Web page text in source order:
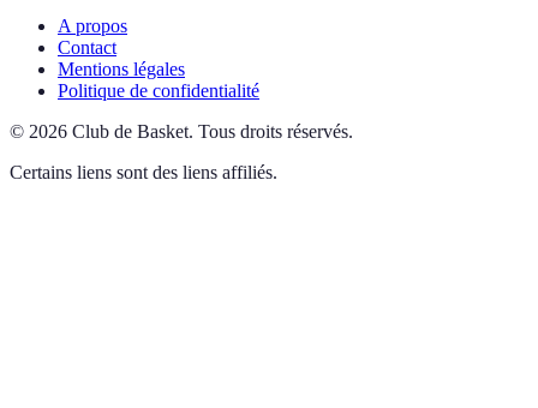
A propos
Contact
Mentions légales
Politique de confidentialité
© 2026 Club de Basket. Tous droits réservés.
Certains liens sont des liens affiliés.